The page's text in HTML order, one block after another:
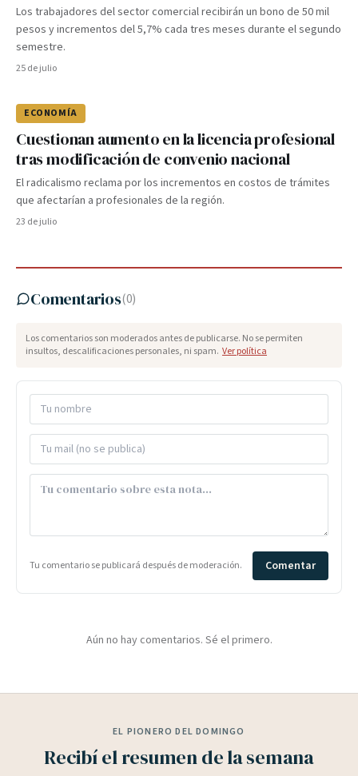
Los trabajadores del sector comercial recibirán un bono de 50 mil
pesos y incrementos del 5,7% cada tres meses durante el segundo
semestre.
25 de julio
ECONOMÍA
Cuestionan aumento en la licencia profesional
tras modificación de convenio nacional
El radicalismo reclama por los incrementos en costos de trámites
que afectarían a profesionales de la región.
23 de julio
Comentarios(0)
Los comentarios son moderados antes de publicarse. No se permiten
insultos, descalificaciones personales, ni spam. Ver política
Tu comentario se publicará después de moderación. Comentar
Aún no hay comentarios. Sé el primero.
EL PIONERO DEL DOMINGO
Recibí el resumen de la semana